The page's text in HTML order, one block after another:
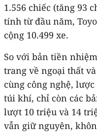
1.556 chiếc (tăng 93
tính từ đầu năm,
cộng 10.499 xe.
So với bản tiền
trang về ngoại thất
cùng công nghệ, lược
túi khí, chỉ còn các
lượt 10 triệu và 14
vẫn giữ nguyên,